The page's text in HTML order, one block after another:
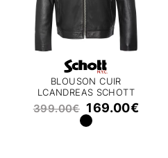
BLOUSON CUIR
LCANDREAS SCHOTT
399.00€ 169.00€